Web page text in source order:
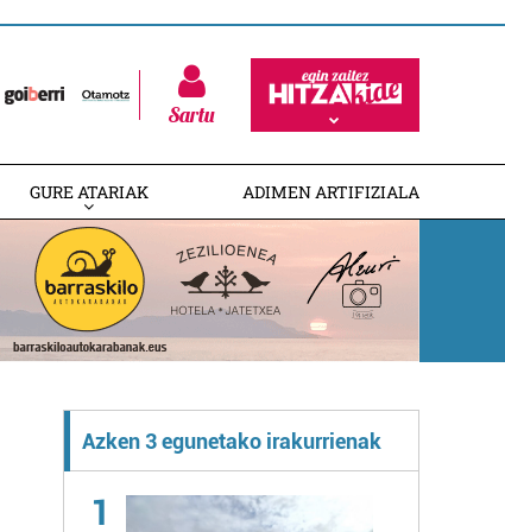
Sartu
GURE ATARIAK ADIMEN ARTIFIZIALA
Azken 3 egunetako irakurrienak
1